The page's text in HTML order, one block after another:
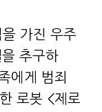
가진 우주
추구하
에게 범죄
로봇 <제로